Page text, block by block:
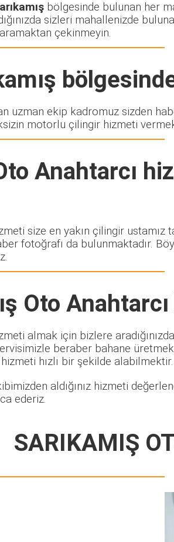
bölgesinde bulunan her
sizleri mahallenizde
çekinmeyin.
uzman ekip kadromuz sizden
motorlu çilingir hizmeti
Anahtarcı
size en yakın çilingir
fotoğrafı da bulunmaktadır.
Oto Anahtarcı
almak için bizlere
beraber bahane
hızlı bir şekilde
aldığınız hizmeti
ederiz.
SARIKAMIŞ